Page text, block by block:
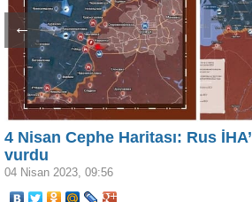
←
4 Nisan Cephe Haritası: Rus
vurdu
04 Nisan 2023, 09:56